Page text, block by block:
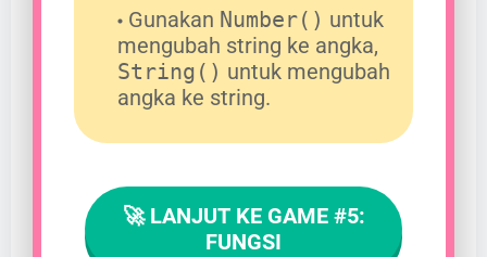
Gunakan Number() untuk
mengubah string ke angka,
String() untuk mengubah
angka ke string.
🚀 LANJUT KE GAME #5:
FUNGSI